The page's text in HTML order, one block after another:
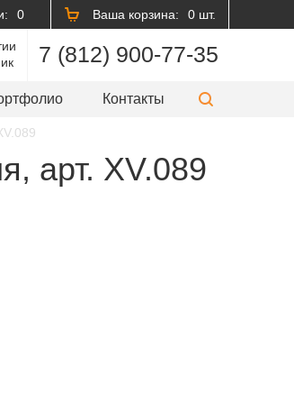
0 Ваша корзина: 0 шт.
7 (812) 900-77-35
Контакты
арт. XV.089